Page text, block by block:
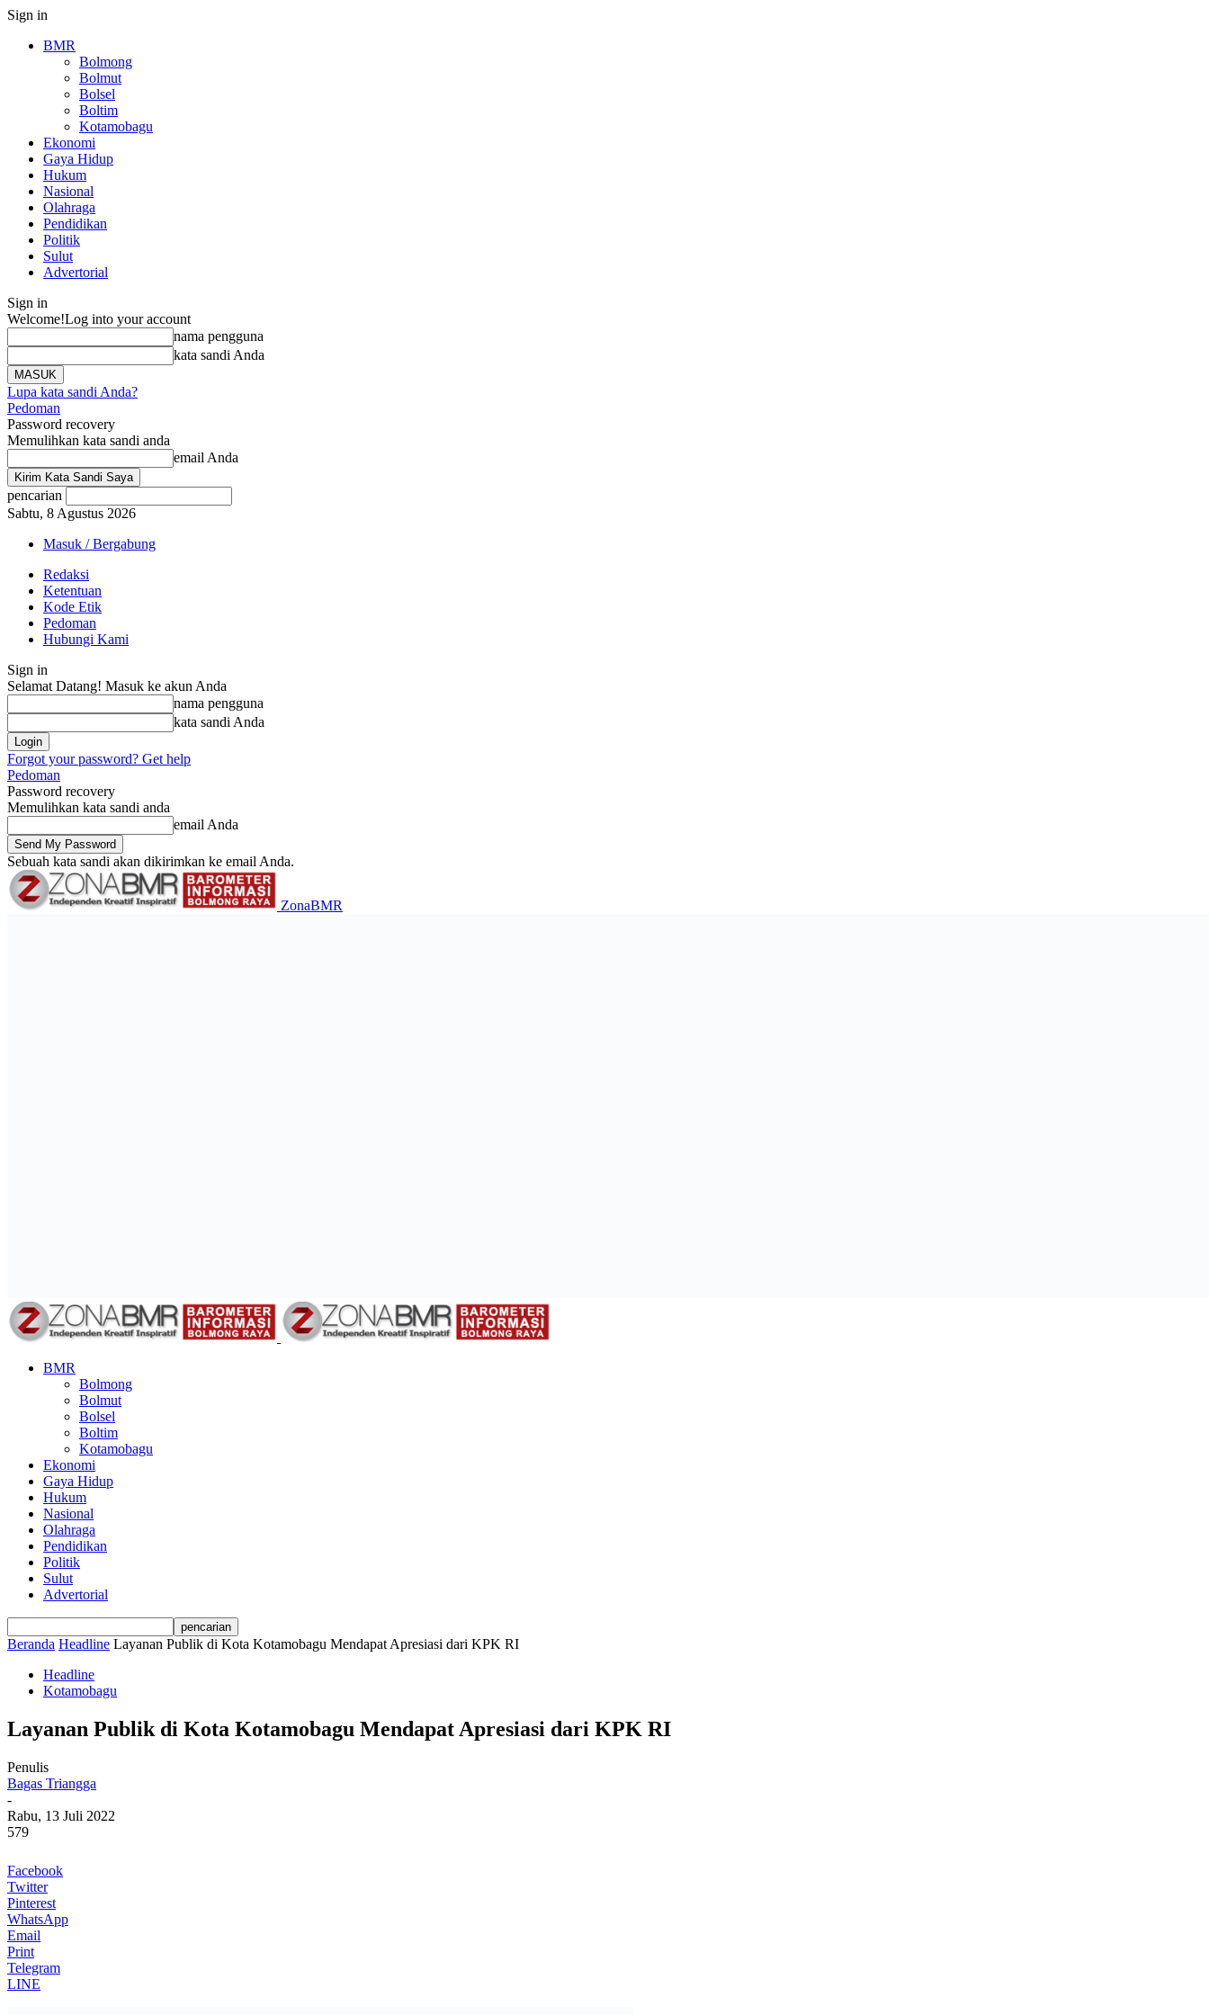
Sign in
BMR
Bolmong
Bolmut
Bolsel
Boltim
Kotamobagu
Ekonomi
Gaya Hidup
Hukum
Nasional
Olahraga
Pendidikan
Politik
Sulut
Advertorial
Sign in
Welcome!Log into your account
nama pengguna
kata sandi Anda
Lupa kata sandi Anda?
Pedoman
Password recovery
Memulihkan kata sandi anda
email Anda
pencarian
Sabtu, 8 Agustus 2026
Masuk / Bergabung
Redaksi
Ketentuan
Kode Etik
Pedoman
Hubungi Kami
Sign in
Selamat Datang! Masuk ke akun Anda
nama pengguna
kata sandi Anda
Forgot your password? Get help
Pedoman
Password recovery
Memulihkan kata sandi anda
email Anda
Sebuah kata sandi akan dikirimkan ke email Anda.
ZonaBMR
BMR
Bolmong
Bolmut
Bolsel
Boltim
Kotamobagu
Ekonomi
Gaya Hidup
Hukum
Nasional
Olahraga
Pendidikan
Politik
Sulut
Advertorial
Beranda Headline Layanan Publik di Kota Kotamobagu Mendapat Apresiasi dari KPK RI
Headline
Kotamobagu
Layanan Publik di Kota Kotamobagu Mendapat Apresiasi dari KPK RI
Penulis
Bagas Triangga
-
Rabu, 13 Juli 2022
579
Facebook
Twitter
Pinterest
WhatsApp
Email
Print
Telegram
LINE